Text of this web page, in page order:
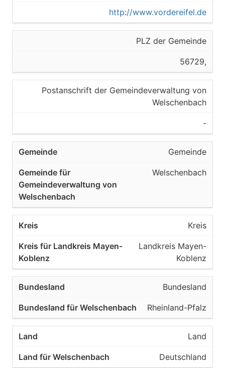
http://www.vordereifel.de
PLZ der Gemeinde
56729,
Postanschrift der Gemeindeverwaltung von
Welschenbach
-
Gemeinde
Welschenbach
Kreis
Landkreis Mayen-
Koblenz
Bundesland
Rheinland-Pfalz
Land
Deutschland